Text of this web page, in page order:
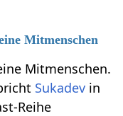
Mitmenschen
Mitmenschen.
Sukadev in
Reihe